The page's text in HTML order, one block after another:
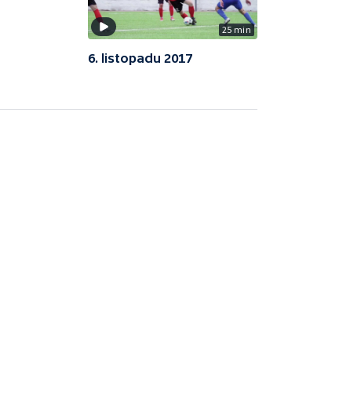
25 min
6. listopadu 2017